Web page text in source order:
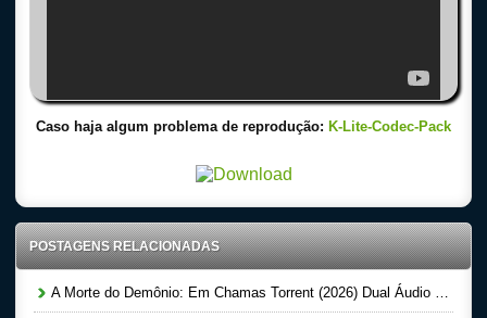
Caso haja algum problema de reprodução: K-Lite-Codec-Pack
POSTAGENS RELACIONADAS
A Morte do Demônio: Em Chamas Torrent (2026) Dual Áudio WEB-DL 720p | 1080p